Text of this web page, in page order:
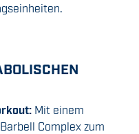
Mit einem
Complex zum